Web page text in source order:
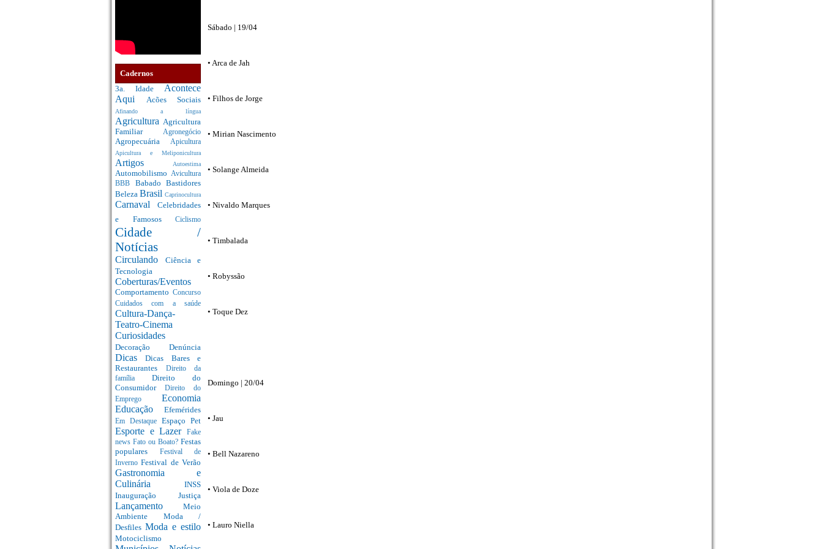
Cadernos
3a. Idade Acontece
Aqui
Acões Sociais
Afinando a língua
Agricultura Agricultura
Familiar
Agronegócio
Agropecuária Apicultura
Apicultura e Meliponicultura
Artigos Autoestima
Automobilismo
Avicultura
BBB Babado Bastidores
Beleza Brasil Caprinocultura
Carnaval Celebridades
e Famosos Ciclismo
Cidade /
Notícias
Circulando Ciência e
Tecnologia
Coberturas/Eventos
Comportamento Concurso
Cuidados com a saúde
Cultura-Dança-
Teatro-Cinema
Curiosidades
Decoração Denúncia
DicasDicas Bares e
Restaurantes
Direito da
família Direito do
Consumidor Direito do
Emprego Economia
Educação Efemérides
Em Destaque Espaço Pet
Esporte e Lazer
Fake
news Fato ou Boato? Festas
populares
Festival de
InvernoFestival de Verão
Gastronomia e
Culinária INSS
Inauguração Justiça
Lançamento Meio
Ambiente Moda /
Desfiles Moda e estilo
Motociclismo
Sábado | 19/04
• Arca de Jah
• Filhos de Jorge
• Mirian Nascimento
• Solange Almeida
• Nivaldo Marques
• Timbalada
• Robyssão
• Toque Dez
Domingo | 20/04
• Jau
• Bell Nazareno
• Viola de Doze
• Lauro Niella